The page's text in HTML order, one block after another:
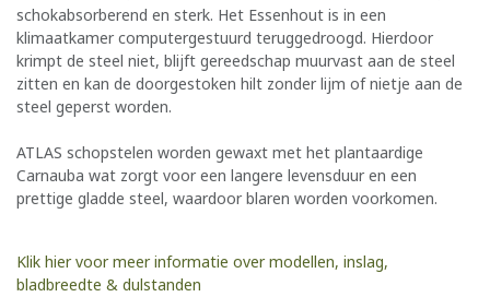
schokabsorberend en sterk. Het Essenhout is in een
klimaatkamer computergestuurd teruggedroogd. Hierdoor
krimpt de steel niet, blijft gereedschap muurvast aan de steel
zitten en kan de doorgestoken hilt zonder lijm of nietje aan de
steel geperst worden.
ATLAS schopstelen worden gewaxt met het plantaardige
Carnauba wat zorgt voor een langere levensduur en een
prettige gladde steel, waardoor blaren worden voorkomen.
Klik hier voor meer informatie over modellen, inslag,
bladbreedte & dulstanden